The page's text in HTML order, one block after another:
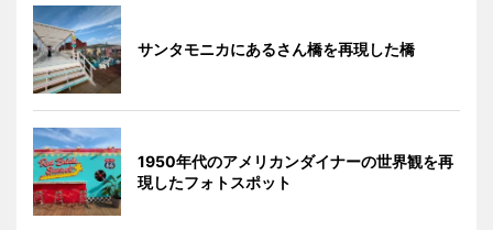
サンタモニカにあるさん橋を再現した橋
1950年代のアメリカンダイナーの世界観を再
現したフォトスポット